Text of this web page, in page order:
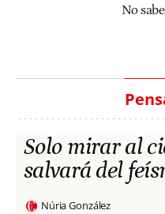
No
Solo mirar al
salvará del
Núria González